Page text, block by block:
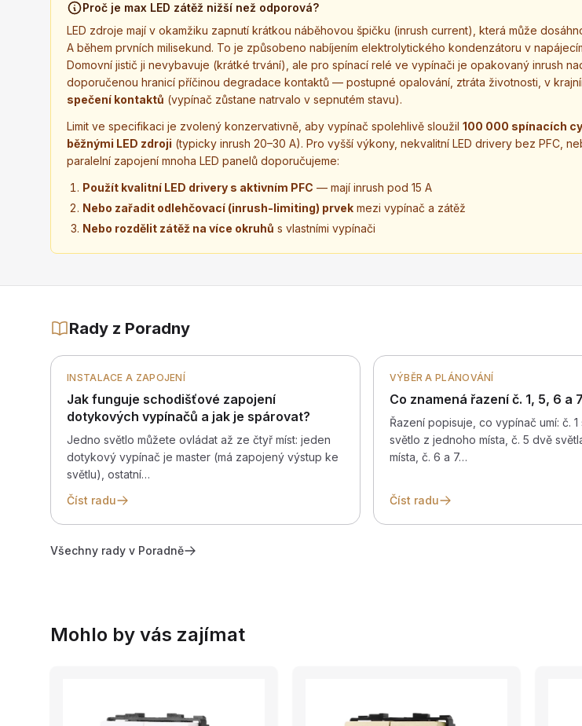
Proč je max LED zátěž nižší než odporová?
LED zdroje mají v okamžiku zapnutí krátkou náběhovou špičku (inrush current), která může
A během prvních milisekund. To je způsobeno nabíjením elektrolytického kondenzátoru v
Domovní jistič ji nevybavuje (krátké trvání), ale pro spínací relé ve vypínači je opakovaný inrush
doporučenou hranicí příčinou degradace kontaktů — postupné opalování, ztráta životnosti, v
spečení kontaktů (vypínač zůstane natrvalo v sepnutém stavu).
Limit ve specifikaci je zvolený konzervativně, aby vypínač spolehlivě sloužil 100 000 spínacích
běžnými LED zdroji (typicky inrush 20–30 A). Pro vyšší výkony, nekvalitní LED drivery bez PFC,
paralelní zapojení mnoha LED panelů doporučujeme:
Použít kvalitní LED drivery s aktivním PFC — mají inrush pod 15 A
Nebo zařadit odlehčovací (inrush-limiting) prvek mezi vypínač a zátěž
Nebo rozdělit zátěž na více okruhů s vlastními vypínači
Rady z Poradny
INSTALACE A ZAPOJENÍ
Jak funguje schodišťové zapojení
dotykových vypínačů a jak je spárovat?
Jedno světlo můžete ovládat až ze čtyř míst: jeden
dotykový vypínač je master (má zapojený výstup ke
světlu), ostatní…
Číst radu
VÝBĚR A PLÁNOVÁNÍ
Co znamená řazení č. 1, 5, 6 a
Řazení popisuje, co vypínač umí: č.
světlo z jednoho místa, č. 5 dvě
místa, č. 6 a 7…
Číst radu
Všechny rady v Poradně
Mohlo by vás zajímat